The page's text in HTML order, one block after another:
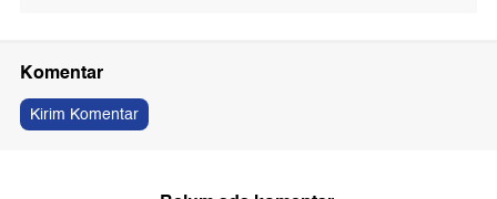
Komentar
Kirim Komentar